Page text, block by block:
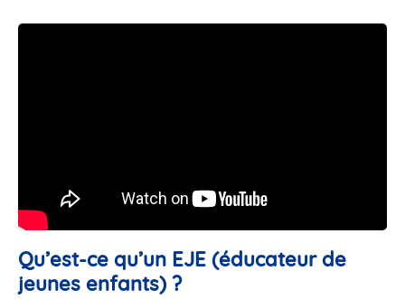
Qu’est-ce qu’un EJE (éducateur de
jeunes enfants) ?